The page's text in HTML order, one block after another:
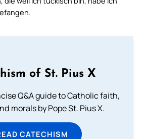
of St. Pius X
Q&A guide to Catholic faith,
morals by Pope St. Pius X.
CATECHISM